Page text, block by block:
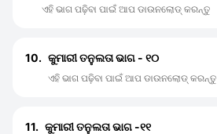
ଏହି ଭାଗ ପଢ଼ିବା ପାଇଁ ଆପ ଡାଉନଲୋଡ୍ କରନ୍ତୁ
10. କୁମାରୀ ତନୁଲତା ଭାଗ - ୧୦
ଏହି ଭାଗ ପଢ଼ିବା ପାଇଁ ଆପ ଡାଉନଲୋଡ୍ କରନ୍ତୁ
11. କୁମାରୀ ତନୁଲତା ଭାଗ -୧୧